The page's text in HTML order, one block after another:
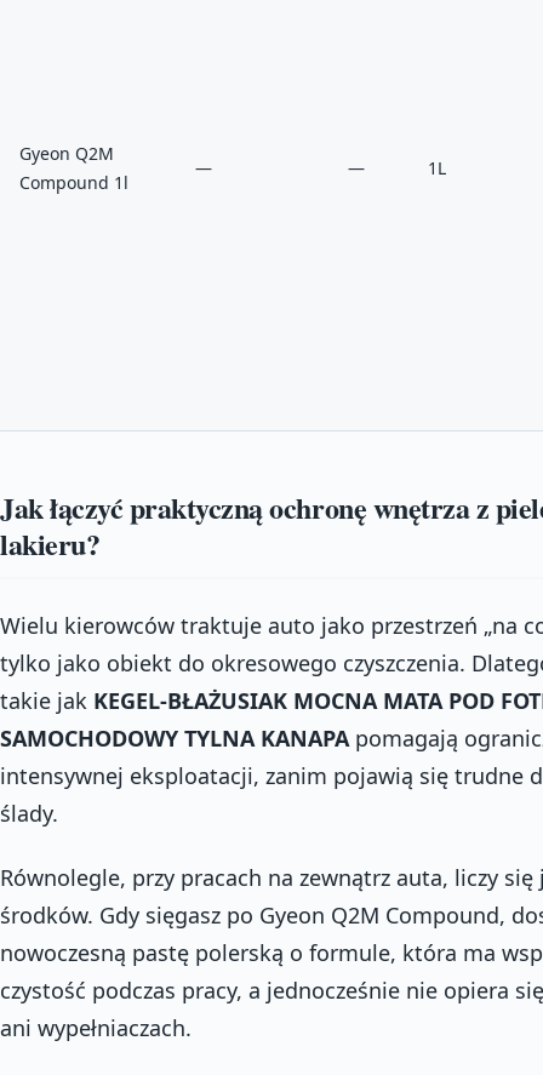
Gyeon Q2M
Compound 1l
— — 1L
Jak łączyć praktyczną ochronę wnętrza z
lakieru?
Wielu kierowców traktuje auto jako przestrzeń „na
tylko jako obiekt do okresowego czyszczenia.
takie jak KEGEL-BŁAŻUSIAK MOCNA MATA POD
SAMOCHODOWY TYLNA KANAPA pomagają
intensywnej eksploatacji, zanim pojawią się trudne
ślady.
Równolegle, przy pracach na zewnątrz auta, liczy się
środków. Gdy sięgasz po Gyeon Q2M Compound,
nowoczesną pastę polerską o formule, która ma
czystość podczas pracy, a jednocześnie nie opiera
ani wypełniaczach.